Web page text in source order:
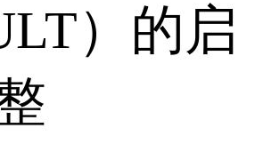
）的启